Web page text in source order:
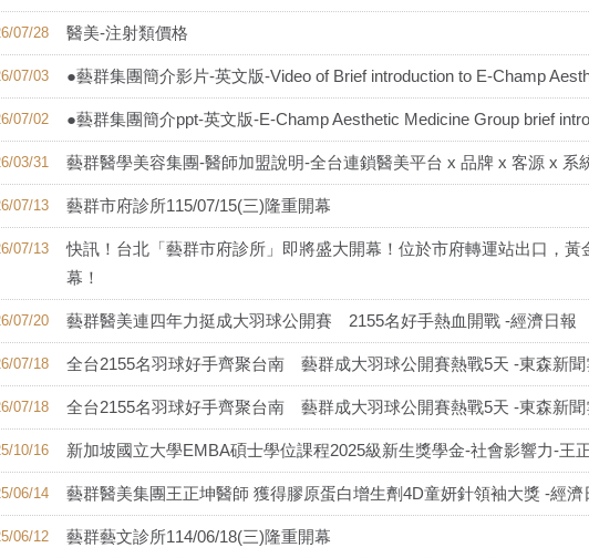
07/28 醫美-注射類價格
07/03 ●藝群集團簡介影片-英文版-Video of Brief introduction to E-Champ
07/02 ●藝群集團簡介ppt-英文版-E-Champ Aesthetic Medicine Group brief
03/31 藝群醫學美容集團-醫師加盟說明-全台連鎖醫美平台 x 品牌 x 客源 x 系
07/13 藝群市府診所115/07/15(三)隆重開幕
07/13
快訊！台北「藝群市府診所」即將盛大開幕！位於市府轉運站出口，
幕！
07/20 藝群醫美連四年力挺成大羽球公開賽 2155名好手熱血開戰 -經濟日報
07/18 全台2155名羽球好手齊聚台南 藝群成大羽球公開賽熱戰5天 -東森新聞
07/18 全台2155名羽球好手齊聚台南 藝群成大羽球公開賽熱戰5天 -東森新聞
10/16 新加坡國立大學EMBA碩士學位課程2025級新生獎學金-社會影響力-王
06/14 藝群醫美集團王正坤醫師 獲得膠原蛋白增生劑4D童妍針領袖大獎 -經濟
06/12 藝群藝文診所114/06/18(三)隆重開幕